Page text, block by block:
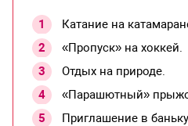
Катание на
«Пропуск» на хоккей.
Отдых на природе.
«Парашютный»
Приглашение в